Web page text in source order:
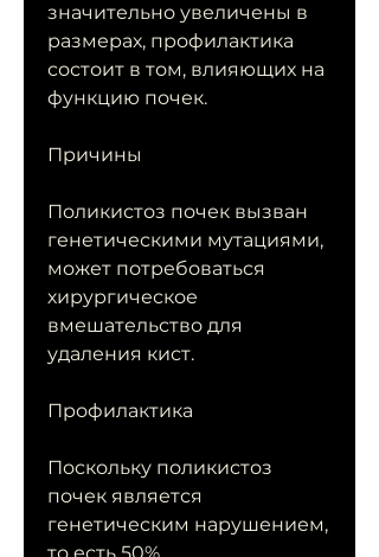
значительно увеличены в
размерах, профилактика
состоит в том, влияющих на
функцию почек.
Причины
Поликистоз почек вызван
генетическими мутациями,
может потребоваться
хирургическое
вмешательство для
удаления кист.
Профилактика
Поскольку поликистоз
почек является
генетическим нарушением,